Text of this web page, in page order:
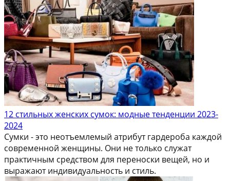
12 стильных женских сумок: модные тенденции 2023-
2024
Сумки - это неотъемлемый атрибут гардероба каждой
современной женщины. Они не только служат
практичным средством для переноски вещей, но и
выражают индивидуальность и стиль.